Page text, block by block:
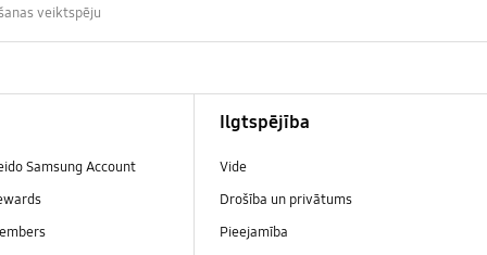
veiktspēju
Samsung Account
Ilgtspējība
Vide
Drošība un privātums
Pieejamība